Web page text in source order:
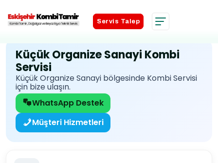
Servis Talep
Servis Talep
Küçük Organize Sanayi Kombi
Servisi
Küçük Organize Sanayi bölgesinde Kombi Servisi
için bize ulaşın.
WhatsApp Destek
Müşteri Hizmetleri